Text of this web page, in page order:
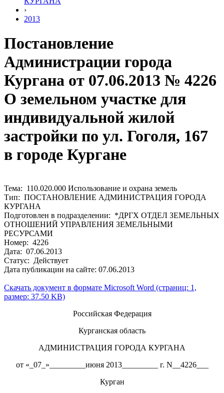
›
2013
Постановление
Администрации города
Кургана от 07.06.2013 № 4226
О земельном участке для
индивидуальной жилой
застройки по ул. Гоголя, 167
в городе Кургане
Тема: 110.020.000 Использование и охрана земель
Тип: ПОСТАНОВЛЕНИЕ АДМИНИСТРАЦИЯ ГОРОДА
КУРГАНА
Подготовлен в подразделении: *ДРГХ ОТДЕЛ ЗЕМЕЛЬНЫХ
ОТНОШЕНИЙ УПРАВЛЕНИЯ ЗЕМЕЛЬНЫМИ
РЕСУРСАМИ
Номер: 4226
Дата: 07.06.2013
Статус: Действует
Дата публикации на сайте: 07.06.2013
Скачать документ в формате Microsoft Word (страниц: 1,
размер: 37.50 KB)
Российская Федерация
Курганская область
АДМИНИСТРАЦИЯ ГОРОДА КУРГАНА
от «_07_»_________июня 2013_________ г. N__4226___
Курган